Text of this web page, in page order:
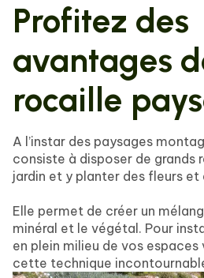
Profitez des
avantages
rocaille
A l’instar des paysages
consiste à disposer de grands
jardin et y planter des fleurs et
Elle permet de créer un
minéral et le végétal. Pour
en plein milieu de vos
cette technique